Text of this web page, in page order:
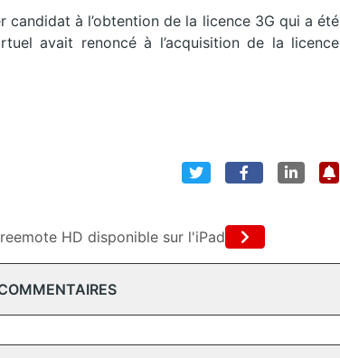
candidat à l’obtention de la licence 3G qui a été
avait renoncé à l’acquisition de la licence
HD disponible sur l'iPad